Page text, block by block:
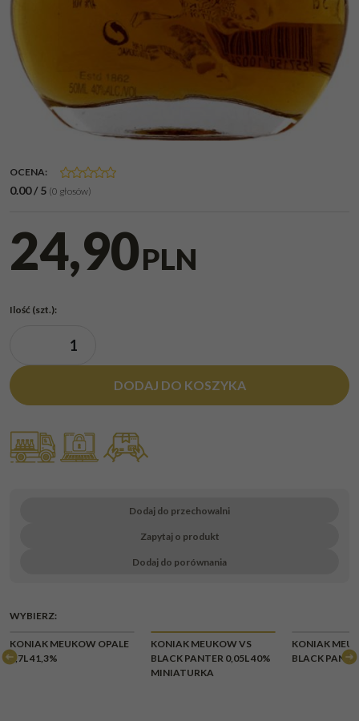
OCENA:
0.00/5 (0 głosów)
24,90PLN
Ilość (szt.):
DODAJ DO KOSZYKA
Dodaj do przechowalni
Zapytaj o produkt
Dodaj do porównania
WYBIERZ:
KONIAK MEUKOW OPALE
0,7L 41,3%
KONIAK MEUKOW VS
BLACK PANTER 0,05L 40%
MINIATURKA
KONIAK
BLACK